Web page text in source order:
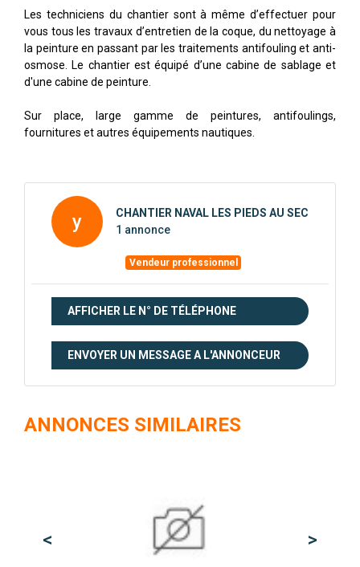
Les techniciens du chantier sont à même d’effectuer pour
vous tous les travaux d’entretien de la coque, du nettoyage à
la peinture en passant par les traitements antifouling et anti-
osmose. Le chantier est équipé d’une cabine de sablage et
d'une cabine de peinture.
Sur place, large gamme de peintures, antifoulings,
fournitures et autres équipements nautiques.
y
CHANTIER NAVAL LES PIEDS AU SEC
1 annonce
Vendeur professionnel
AFFICHER LE N° DE TÉLÉPHONE
ENVOYER UN MESSAGE A L'ANNONCEUR
ANNONCES SIMILAIRES
<Previous >Next